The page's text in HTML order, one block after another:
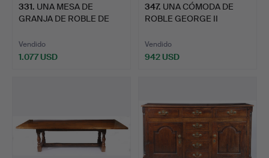
331. UNA MESA DE
GRANJA DE ROBLE DE
Vendido
1.077 USD
347. UNA CÓMODA DE
ROBLE GEORGE II
Vendido
942 USD